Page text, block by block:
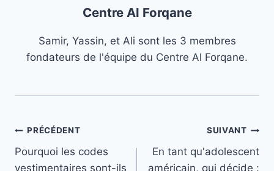
Centre Al Forqane
Samir, Yassin, et Ali sont les 3 membres
fondateurs de l'équipe du Centre Al Forqane.
Navigation
de
PRÉCÉDENT
Pourquoi les codes
vestimentaires sont-ils
SUIVANT
En tant qu'adolescent
américain, qui décide :